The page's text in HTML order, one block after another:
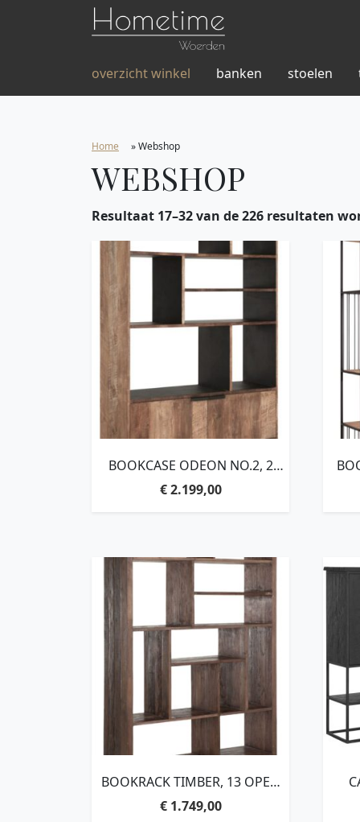
overzicht winkel banken stoelen
Home »Webshop
WEBSHOP
Resultaat 17–32 van de 226 resultaten
BOOKCASE ODEON NO.2, 2
DOORS, 7 OPEN
RACKS,210X120X40 CM,
€2.199,00
BOOKRACK TIMBER, 13 OPEN
RACKS,210X120X35 CM, MIXED
WOOD
€1.749,00